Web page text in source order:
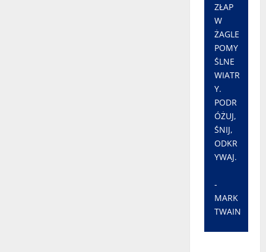
ZŁAP
W
ŻAGLE
POMY
ŚLNE
WIATR
Y.
PODR
ÓŻUJ,
ŚNIJ,
ODKR
YWAJ.
-
MARK
TWAIN